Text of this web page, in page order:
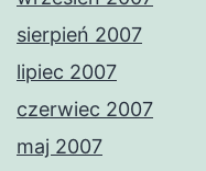
sierpień 2007
lipiec 2007
czerwiec 2007
maj 2007